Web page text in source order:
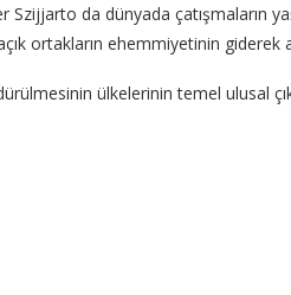
Szijjarto da dünyada çatışmaların
ortakların ehemmiyetinin giderek
ülkelerinin temel ulusal